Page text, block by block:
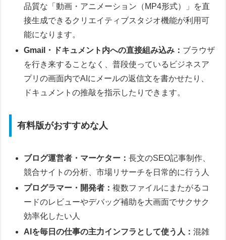
品質な「動画・アニメーション（MP4形式）」を直
接生成できるクリエイティブスタジオ機能が利用可
能になります。
Gmail・ドキュメント内への直接組み込み： ブラウザ
を行き来することなく、普段使っているビジネスア
プリの画面内でAIにメールの返信文を書かせたり、
ドキュメントの推敲を指示したりできます。
有料版がおすすめな人
ブログ運営者・マーケター：長文のSEO記事制作、
競合サイトの分析、市場リサーチを日常的に行う人
プログラマー・開発者：複数ファイルにまたがるコ
ードのレビューやデバッグ補助を大画面でサクサク
効率化したい人
AIを毎日の仕事の主力インフラとして使う人：混雑